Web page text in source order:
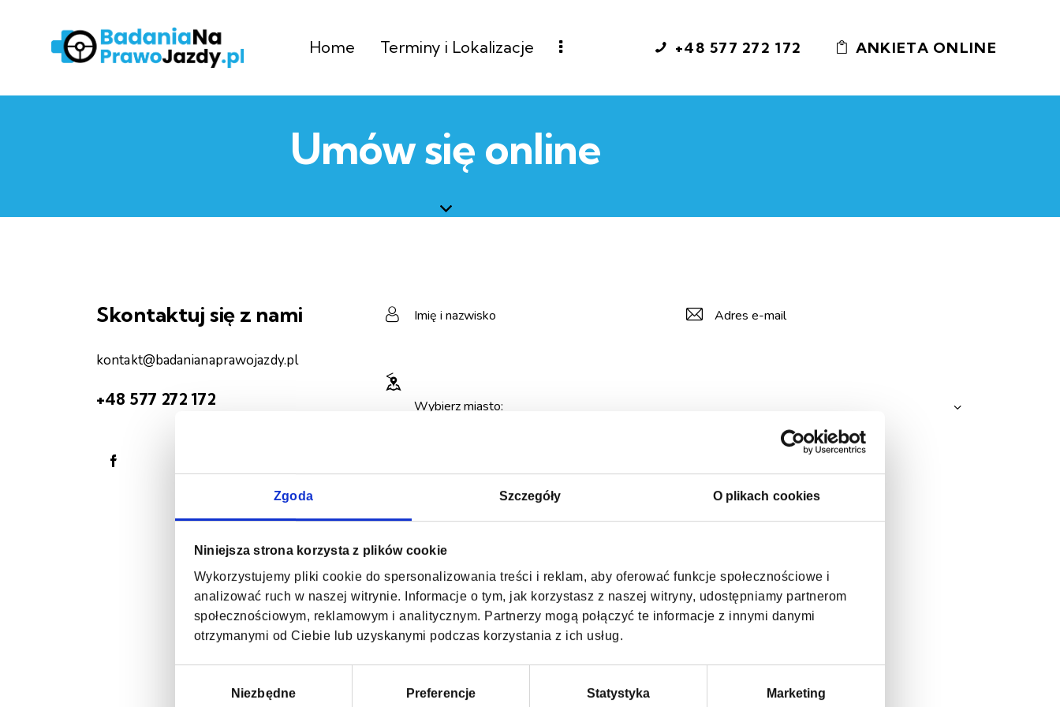
Zgoda Szczegóły O plikach cookies
Niniejsza strona korzysta z plików cookie
Wykorzystujemy pliki cookie do spersonalizowania treści i reklam, aby oferować funkcje społecznościowe i
analizować ruch w naszej witrynie. Informacje o tym, jak korzystasz z naszej witryny, udostępniamy partnerom
społecznościowym, reklamowym i analitycznym. Partnerzy mogą połączyć te informacje z innymi danymi
otrzymanymi od Ciebie lub uzyskanymi podczas korzystania z ich usług.
Niezbędne Preferencje Statystyka Marketing
Home Terminy i Lokalizacje +48 577 272 172 ANKIETA ONLINE
Umów się online
Skontaktuj się z nami
kontakt@badanianaprawojazdy.pl
+48 577 272 172
<